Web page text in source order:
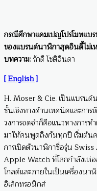
กรณีศึกษาแคมเปญโปรโมทแบ
ของแบรนด์นาฬิกาสุดอินดี้ไม่เ
บทความ:รักดี โชติจินดา
[ English ]
H. Moser & Cie. เป็นแบรนด์
ชั้นเชิงทางด้านเทคนิคและกา
วงการจดจำก็คือแนวทางการท
มาให้คนพูดถึงกันทุกปี เริ่มต้น
การเปิดตัวนาฬิกาชื่อรุ่น
Apple Watch ที่โลกกำลังเห่อ
โกลด์และภายในเป็นเครื่องน
อิเล็กทรอนิกส์